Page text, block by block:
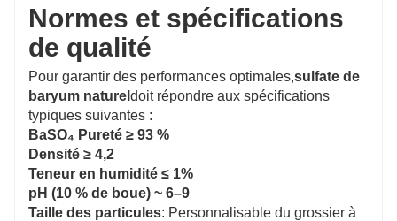
Normes et spécifications
de qualité
Pour garantir des performances optimales,sulfate de
baryum naturel doit répondre aux spécifications
typiques suivantes :
BaSO₄ Pureté ≥ 93 %
Densité ≥ 4,2
Teneur en humidité ≤ 1%
pH (10 % de boue) ~ 6–9
Taille des particules: Personnalisable du grossier à